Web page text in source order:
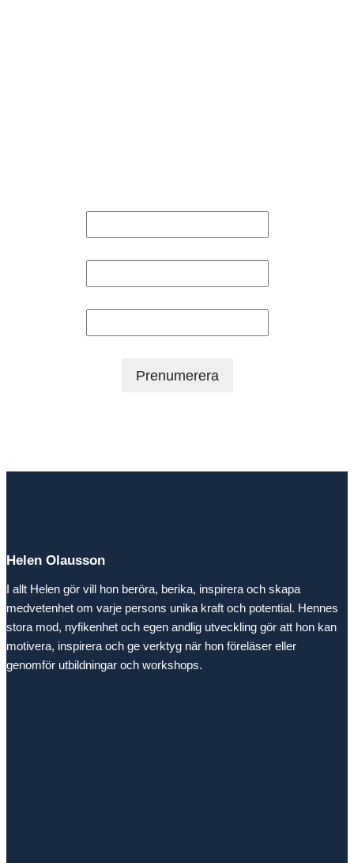
Helen Olausson
I allt Helen gör vill hon beröra, berika, inspirera och skapa
medvetenhet om varje persons unika kraft och potential. Hennes
stora mod, nyfikenhet och egen andlig utveckling gör att hon kan
motivera, inspirera och ge verktyg när hon föreläser eller
genomför utbildningar och workshops.